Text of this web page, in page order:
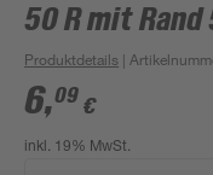
50 R mit
Produktdetails |
6,09 €
inkl. 19% MwSt.